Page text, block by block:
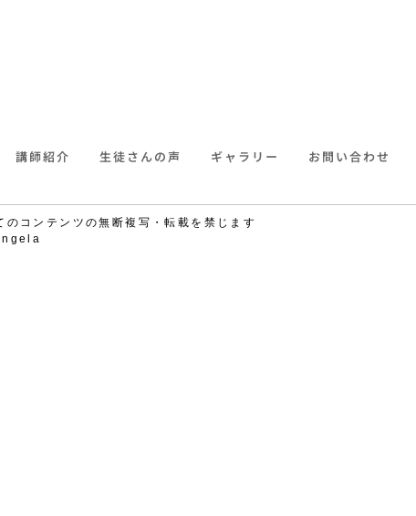
講師紹介 生徒さんの声 ギャラリー お問い合わせ
コンテンツの無断複写・転載を禁じます